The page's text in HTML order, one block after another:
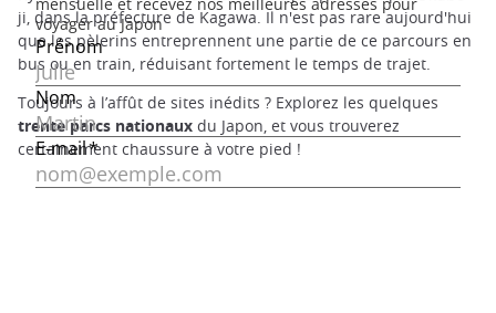
ji, dans la préfecture de Kagawa. Il n'est pas rare aujourd'hui
que les pèlerins entreprennent une partie de ce parcours en
bus ou en train, réduisant fortement le temps de trajet.
Toujours à l’affût de sites inédits ? Explorez les quelques
trente parcs nationaux du Japon, et vous trouverez
certainement chaussure à votre pied !